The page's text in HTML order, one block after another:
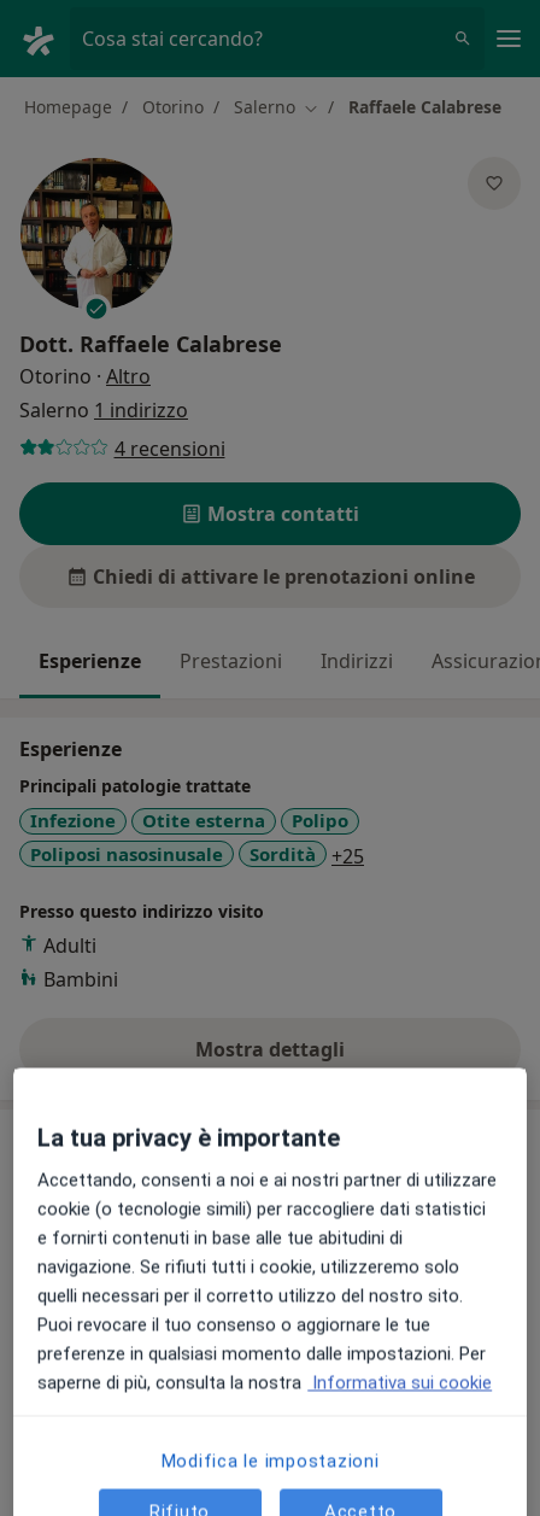
Cosa stai cercando?
Homepage Otorino Salerno Cambia città
Raffaele Calabrese
Dott. Raffaele Calabrese
Otorino · Altro
Salerno 1 indirizzo
4 recensioni
Mostra contatti
Chiedi di attivare le prenotazioni online
Esperienze Prestazioni Indirizzi
Esperienze
Principali patologie trattate
Infezione Otite esterna
Polipo
Poliposi nasosinusale
Sordità +25
Presso questo indirizzo visito
Adulti
Bambini
Mostra dettagli
sull'esperienza
Prestazioni e prezzi
Prima visita otorinolaringoiatrica
Da 70 € Dettagli
Visita otorinolaringoiatrica
Da 70 € Dettagli
Prima Visita
Visita a domicilio
Dettagli
La tua privacy è importante
Accettando, consenti a noi e ai nostri partner di utilizzare
cookie (o tecnologie simili) per raccogliere dati statistici
e fornirti contenuti in base alle tue abitudini di
navigazione. Se rifiuti tutti i cookie, utilizzeremo solo
quelli necessari per il corretto utilizzo del nostro sito.
Puoi revocare il tuo consenso o aggiornare le tue
preferenze in qualsiasi momento dalle impostazioni. Per
saperne di più, consulta la nostra Informativa sui cookie
Modifica le impostazioni